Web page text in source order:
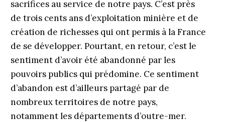
sacrifices au service de notre pays. C’est près
de trois cents ans d’exploitation minière et de
création de richesses qui ont permis à la France
de se développer. Pourtant, en retour, c’est le
sentiment d’avoir été abandonné par les
pouvoirs publics qui prédomine. Ce sentiment
d’abandon est d’ailleurs partagé par de
nombreux territoires de notre pays,
notamment les départements d’outre-mer.